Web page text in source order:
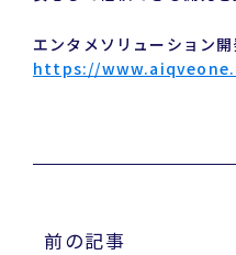
エンタメソリューション
https://
前の記事